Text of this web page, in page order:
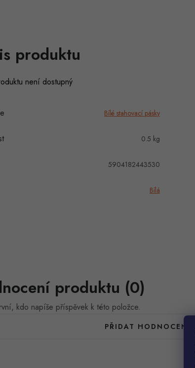
produktu
není dostupný
Bílé stahovací pásky
0.5 kg
5904182443530
Bílá
produktu (0)
kdo napíše příspěvek k této položce.
PŘIDAT HODNOCENÍ